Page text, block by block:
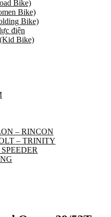
Bike)
Bike)
Bike)
điện
Bike)
– RINCON
– TRINITY